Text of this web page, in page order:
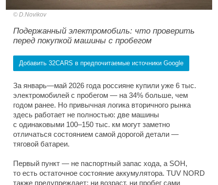
D.Novikov
Подержанный электромобиль: что проверить
перед покупкой машины с пробегом
Добавить 32CARS в предпочитаемые источники Google
За январь—май 2026 года россияне купили уже 6 тыс.
электромобилей с пробегом — на 34% больше, чем
годом ранее. Но привычная логика вторичного рынка
здесь работает не полностью: две машины
с одинаковыми 100–150 тыс. км могут заметно
отличаться состоянием самой дорогой детали —
тяговой батареи.
Первый пункт — не паспортный запас хода, а SOH,
то есть остаточное состояние аккумулятора. TUV NORD
также предупреждает: ни возраст, ни пробег сами